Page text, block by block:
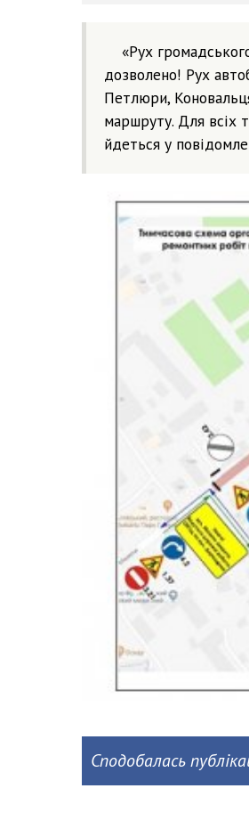
«Рух
дозволено! Рух
Петлюри,
маршруту. Для всіх
йдеться у
Сподобалась